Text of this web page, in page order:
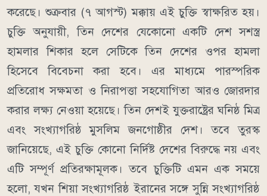
করেছে। শুক্রবার (৭ আগস্ট) মক্কায় এই চুক্তি স্বাক্ষরিত হয়।
চুক্তি অনুযায়ী, তিন দেশের যেকোনো একটি দেশ সশস্ত্র
হামলার শিকার হলে সেটিকে তিন দেশের ওপর হামলা
হিসেবে বিবেচনা করা হবে। এর মাধ্যমে পারস্পরিক
প্রতিরোধ সক্ষমতা ও নিরাপত্তা সহযোগিতা আরও জোরদার
করার লক্ষ্য নেওয়া হয়েছে।তিন দেশই যুক্তরাষ্ট্রের ঘনিষ্ঠ মিত্র
এবং সংখ্যাগরিষ্ঠ মুসলিম জনগোষ্ঠীর দেশ। তবে তুরস্ক
জানিয়েছে, এই চুক্তি কোনো নির্দিষ্ট দেশের বিরুদ্ধে নয় এবং
এটি সম্পূর্ণ প্রতিরক্ষামূলক।তবে চুক্তিটি এমন এক সময়ে
হলো, যখন শিয়া সংখ্যাগরিষ্ঠ ইরানের সঙ্গে সুন্নি সংখ্যাগরিষ্ঠ